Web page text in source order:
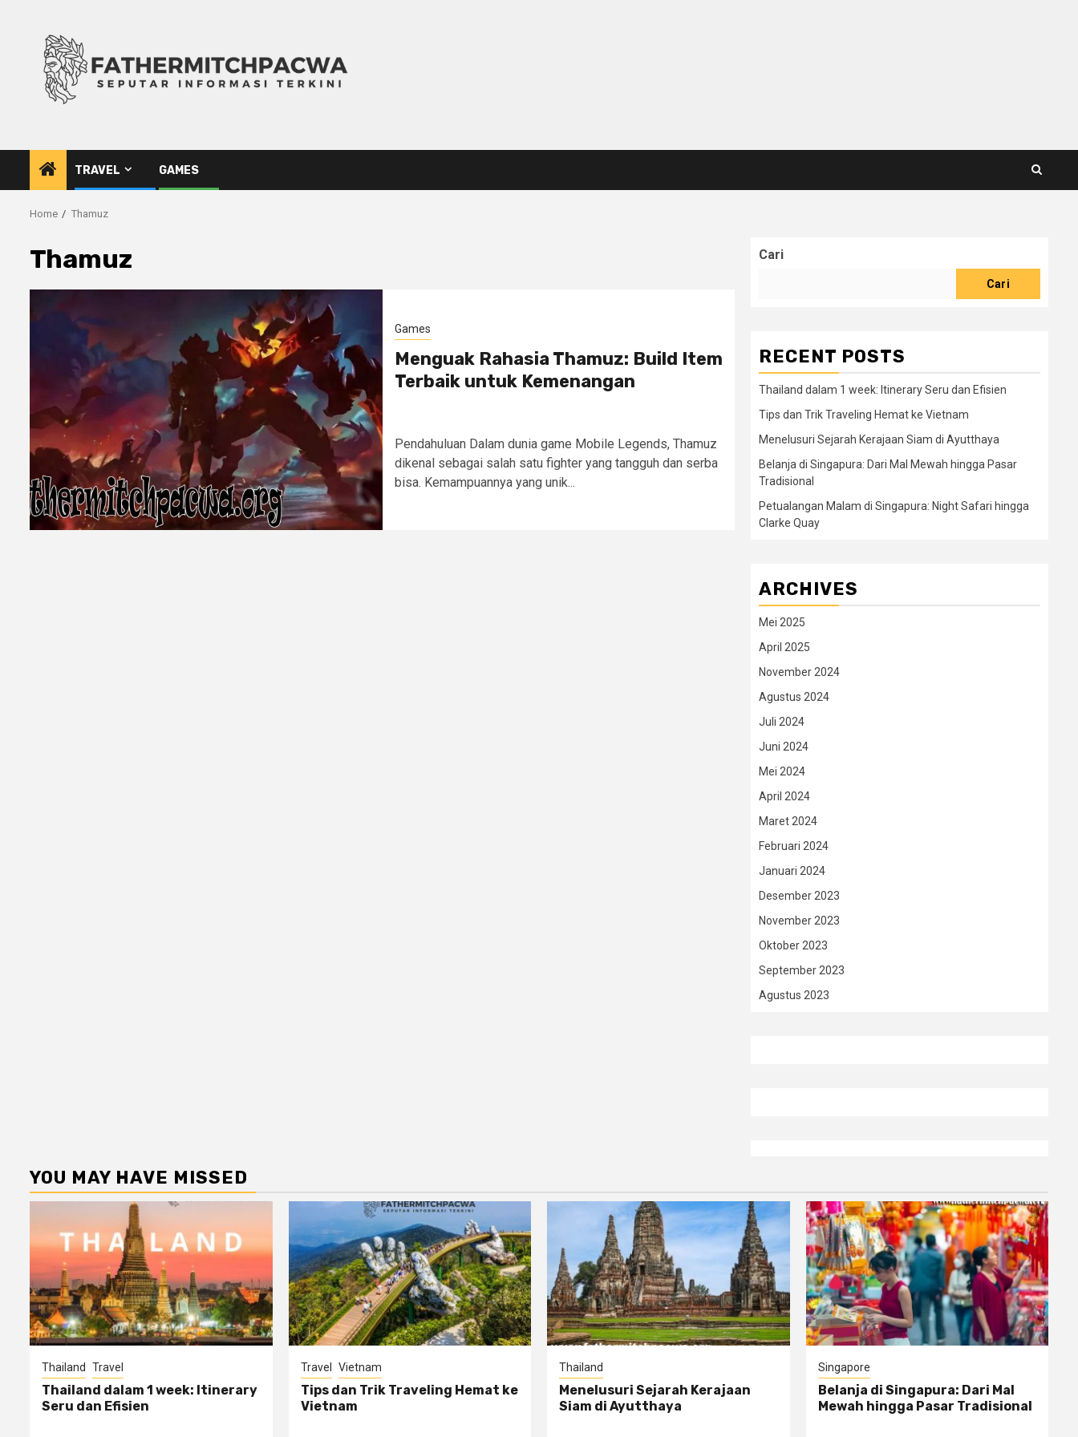
TRAVEL GAMES
Home Thamuz
Thamuz
Games
Menguak Rahasia Thamuz: Build Item
Terbaik untuk Kemenangan
Pendahuluan Dalam dunia game Mobile Legends, Thamuz
dikenal sebagai salah satu fighter yang tangguh dan serba
bisa. Kemampuannya yang unik...
Cari
Cari
RECENT POSTS
Thailand dalam 1 week: Itinerary Seru dan Efisien
Tips dan Trik Traveling Hemat ke Vietnam
Menelusuri Sejarah Kerajaan Siam di Ayutthaya
Belanja di Singapura: Dari Mal Mewah hingga Pasar
Tradisional
Petualangan Malam di Singapura: Night Safari hingga
Clarke Quay
ARCHIVES
Mei 2025
April 2025
November 2024
Agustus 2024
Juli 2024
Juni 2024
Mei 2024
April 2024
Maret 2024
Februari 2024
Januari 2024
Desember 2023
November 2023
Oktober 2023
September 2023
Agustus 2023
YOU MAY HAVE MISSED
Thailand Travel
Thailand dalam 1 week: Itinerary
Seru dan Efisien
Travel Vietnam
Tips dan Trik Traveling Hemat ke
Vietnam
Thailand
Menelusuri Sejarah Kerajaan
Siam di Ayutthaya
Singapore
Belanja di Singapura: Dari Mal
Mewah hingga Pasar Tradisional